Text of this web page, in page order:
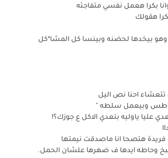
بكرا هعمل نفسي متفاجئه
هقولك
بيخدها لحضنه وبينسا كل المشا*كل
احنا نص اليل
وبيعمل سلطه "
عليا ياوليه بتعدي الاكل ع جوزك؟!
هتصحا انا ماصدقت نيمتها
وحاطه ايدها ف ضهرها علشان الحمل.